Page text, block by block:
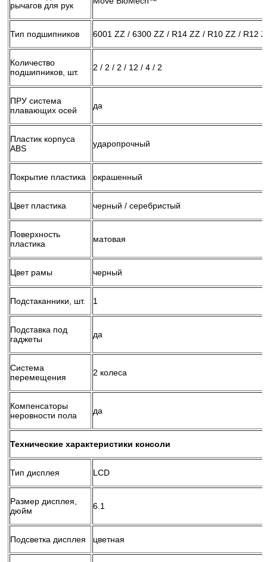
рычагов для рук
Тип подшипников 6001 ZZ / 6300 ZZ / R14 ZZ / R10 ZZ / R12
Количество
подшипников, шт.
2 / 2 / 2 / 12 / 4 / 2
ПРУ система
плавающих осей
да
Пластик корпуса
ABS
ударопрочный
Покрытие пластика окрашенный
Цвет пластика черный / серебристый
Поверхность
пластика
матовая
Цвет рамы черный
Подстаканники, шт. 1
Подставка под
гаджеты
да
Система
перемещения
2 колеса
Компенсаторы
неровности пола
да
Технические характеристики консоли
Тип дисплея LCD
Размер дисплея,
дюйм
6.1
Подсветка дисплея цветная